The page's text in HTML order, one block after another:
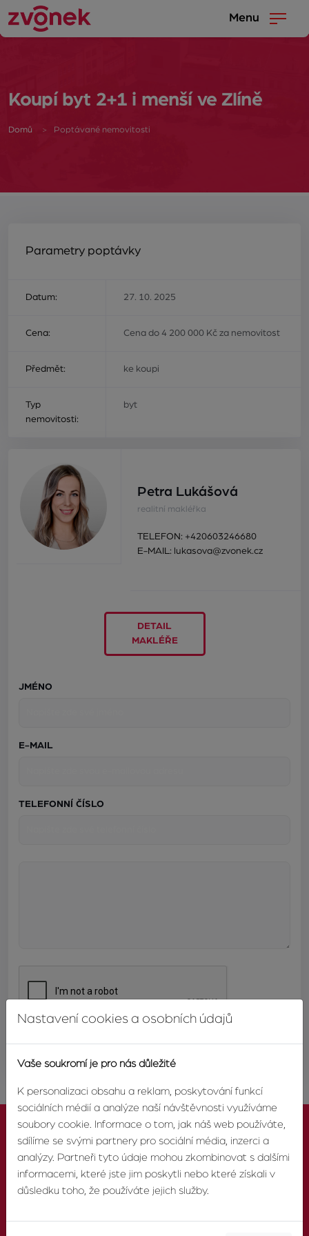
Menu
Koupí byt 2+1 i menší ve Zlíně
Domů Poptávané nemovitosti
Parametry poptávky
Datum: 27. 10. 2025
Cena: Cena do 4 200 000 Kč za nemovitost
Předmět: ke koupi
Typ
nemovitosti:
byt
Petra Lukášová
realitní makléřka
TELEFON: +420603246680
E-MAIL: lukasova@zvonek.cz
DETAIL
MAKLÉŘE
JMÉNO
E-MAIL
TELEFONNÍ ČÍSLO
KONTAKTUJTE NÁS
Nastavení cookies a osobních údajů
Vaše soukromí je pro nás důležité
K personalizaci obsahu a reklam, poskytování funkcí
sociálních médií a analýze naší návštěvnosti využíváme
soubory cookie. Informace o tom, jak náš web používáte,
sdílíme se svými partnery pro sociální média, inzerci a
analýzy. Partneři tyto údaje mohou zkombinovat s dalšími
informacemi, které jste jim poskytli nebo které získali v
důsledku toho, že používáte jejich služby.